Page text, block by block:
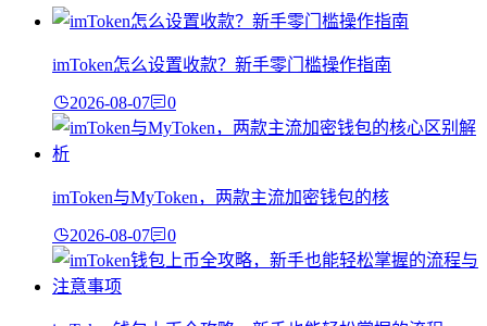
imToken怎么设置收款？新手零门槛操作指南
2026-08-07 0
imToken与MyToken，两款主流加密钱包的核
2026-08-07 0